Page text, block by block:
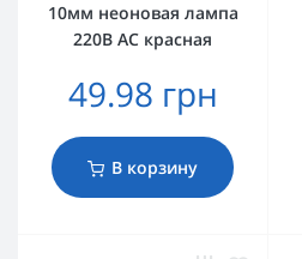
10мм неоновая лампа
220В AC красная
49.98 грн
В корзину